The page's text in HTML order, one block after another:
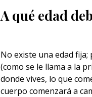
A qué edad
No existe una edad
(como se le llama a la
donde vives, lo que
cuerpo comenzará a